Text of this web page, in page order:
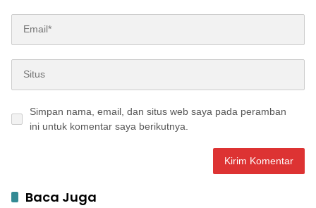
Simpan nama, email, dan situs web saya pada peramban
ini untuk komentar saya berikutnya.
Baca Juga